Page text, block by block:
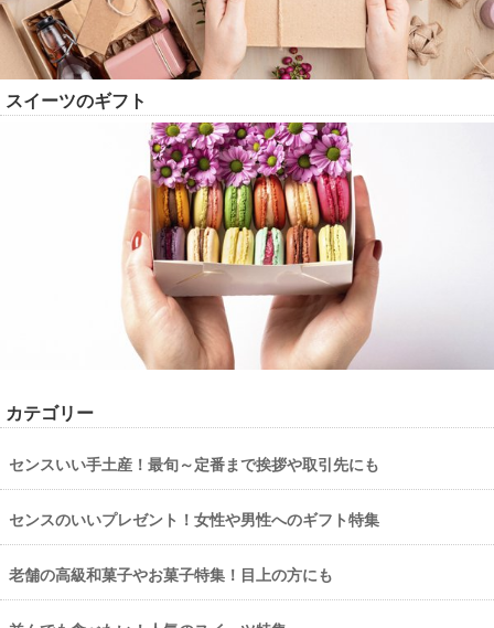
スイーツのギフト
カテゴリー
センスいい手土産！最旬～定番まで挨拶や取引先にも
センスのいいプレゼント！女性や男性へのギフト特集
老舗の高級和菓子やお菓子特集！目上の方にも